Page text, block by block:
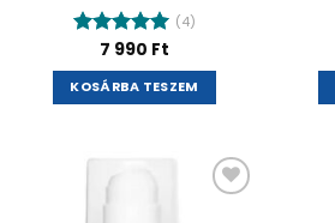
Értékelés:
5.00/ 5
(4)
7 990 Ft
KOSÁRBA TESZEM